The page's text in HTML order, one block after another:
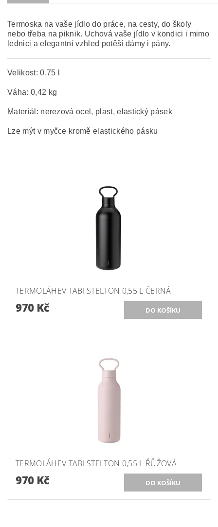
Termoska na vaše jídlo do práce, na cesty, do školy
nebo třeba na piknik. Uchová vaše jídlo v kondici i mimo
lednici a elegantní vzhled potěší dámy i pány.
Velikost: 0,75 l
Váha: 0,42 kg
Materiál: nerezová ocel, plast, elastický pásek
Lze mýt v myčce kromě elastického pásku
TERMOLÁHEV TABI STELTON 0,55 L ČERNÁ
970 Kč
TERMOLÁHEV TABI STELTON 0,55 L ŘŮŽOVÁ
970 Kč